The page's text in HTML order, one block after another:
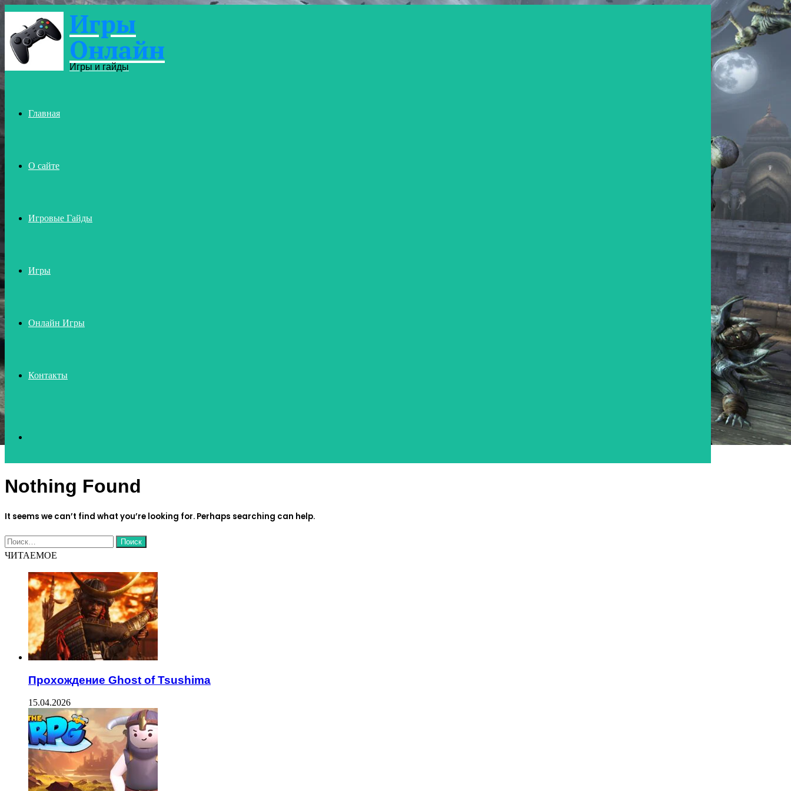
Menu Игры
Онлайн
Игры и гайды
Главная
О сайте
Игровые Гайды
Игры
Онлайн Игры
Контакты
for
Nothing Found
It seems we can’t find what you’re looking for. Perhaps searching can help.
Найти:
ЧИТАЕМОЕ
Прохождение Ghost of Tsushima
15.04.2026